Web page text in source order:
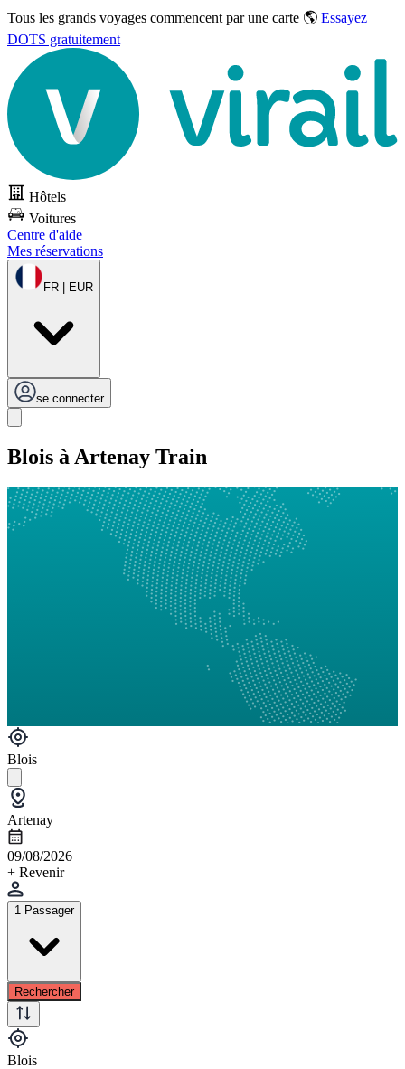
Tous les grands voyages commencent par une carte 🌎 Essayez
DOTS gratuitement
Hôtels
Voitures
Centre d'aide
Mes réservations
FR | EUR
se connecter
Blois à Artenay Train
Blois
Artenay
09/08/2026
+ Revenir
1 Passager
Rechercher
Blois